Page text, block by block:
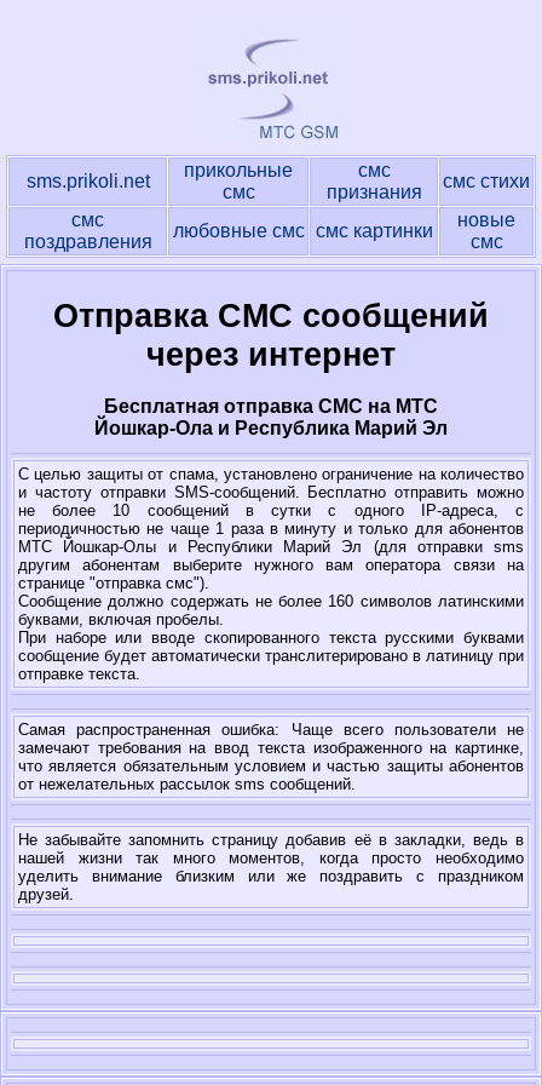
sms.prikoli.net
прикольные
смс
смс
признания
смс стихи
смс
поздравления
любовные смс смс картинки
новые
смс
Отправка СМС сообщений
через интернет
Бесплатная отправка СМС на МТС
Йошкар-Ола и Республика Марий Эл
С целью защиты от спама, установлено ограничение на количество
и частоту отправки SMS-сообщений. Бесплатно отправить можно
не более 10 сообщений в сутки с одного IP-адреса, с
периодичностью не чаще 1 раза в минуту и только для абонентов
МТС Йошкар-Олы и Республики Марий Эл (для отправки sms
другим абонентам выберите нужного вам оператора связи на
странице "отправка смс").
Сообщение должно содержать не более 160 символов латинскими
буквами, включая пробелы.
При наборе или вводе скопированного текста русскими буквами
сообщение будет автоматически транслитерировано в латиницу при
отправке текста.
Самая распространенная ошибка: Чаще всего пользователи не
замечают требования на ввод текста изображенного на картинке,
что является обязательным условием и частью защиты абонентов
от нежелательных рассылок sms сообщений.
Не забывайте запомнить страницу добавив её в закладки, ведь в
нашей жизни так много моментов, когда просто необходимо
уделить внимание близким или же поздравить с праздником
друзей.